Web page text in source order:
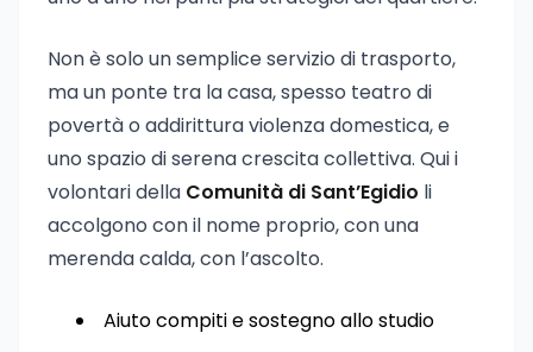
Non è solo un semplice servizio di trasporto,
ma un ponte tra la casa, spesso teatro di
povertà o addirittura violenza domestica, e
uno spazio di serena crescita collettiva. Qui i
volontari della Comunità di Sant’Egidio li
accolgono con il nome proprio, con una
merenda calda, con l’ascolto.
Aiuto compiti e sostegno allo studio